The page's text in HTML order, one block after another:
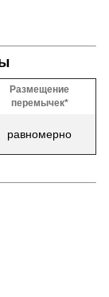
Размещение
перемычек*
равномерно